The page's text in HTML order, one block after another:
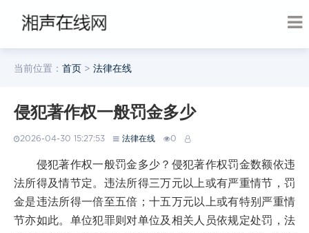
当前位置： 首页 > 法律在线
侵犯著作权一般罚金多少
2026-04-30 15:27:53 法律在线 0
侵犯著作权一般罚金多少？侵犯著作权罚金数额依违
法所得及情节定。违法所得三万元以上或有严重情节，罚
金是违法所得一倍至五倍；十五万元以上或有特别严重情
节亦如此。单位犯罪则对单位及相关人员依规定处罚，法